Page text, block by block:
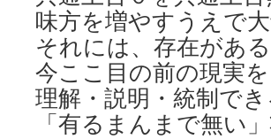
味方を増やすうえで
それには、存在があ
今ここ目の前の現実を
理解・説明・統制でき
「有るまんまで無い